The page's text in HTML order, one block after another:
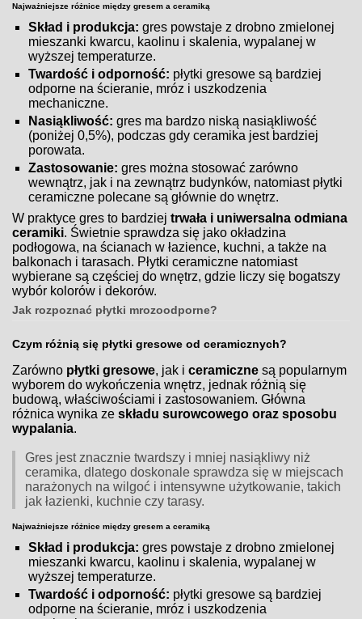
Najważniejsze różnice między gresem a ceramiką
Skład i produkcja: gres powstaje z drobno zmielonej
mieszanki kwarcu, kaolinu i skalenia, wypalanej w
wyższej temperaturze.
Twardość i odporność: płytki gresowe są bardziej
odporne na ścieranie, mróz i uszkodzenia
mechaniczne.
Nasiąkliwość: gres ma bardzo niską nasiąkliwość
(poniżej 0,5%), podczas gdy ceramika jest bardziej
porowata.
Zastosowanie: gres można stosować zarówno
wewnątrz, jak i na zewnątrz budynków, natomiast płytki
ceramiczne polecane są głównie do wnętrz.
W praktyce gres to bardziejtrwała i uniwersalna odmiana
ceramiki. Świetnie sprawdza się jako okładzina
podłogowa, na ścianach w łazience, kuchni, a także na
balkonach i tarasach. Płytki ceramiczne natomiast
wybierane są częściej do wnętrz, gdzie liczy się bogatszy
wybór kolorów i dekorów.
Jak rozpoznać płytki mrozoodporne?
Czym różnią się płytki gresowe od ceramicznych?
Zarówno płytki gresowe, jak iceramiczne są popularnym
wyborem do wykończenia wnętrz, jednak różnią się
budową, właściwościami i zastosowaniem. Główna
różnica wynika zeskładu surowcowego oraz sposobu
wypalania.
Gres jest znacznie twardszy i mniej nasiąkliwy niż
ceramika, dlatego doskonale sprawdza się w miejscach
narażonych na wilgoć i intensywne użytkowanie, takich
jak łazienki, kuchnie czy tarasy.
Najważniejsze różnice między gresem a ceramiką
Skład i produkcja: gres powstaje z drobno zmielonej
mieszanki kwarcu, kaolinu i skalenia, wypalanej w
wyższej temperaturze.
Twardość i odporność: płytki gresowe są bardziej
odporne na ścieranie, mróz i uszkodzenia